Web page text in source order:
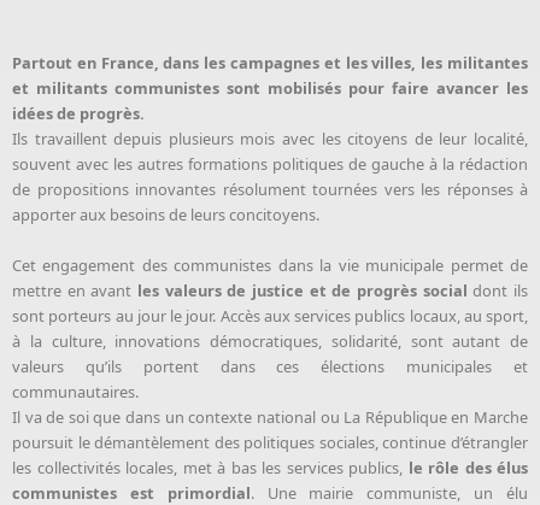
Partout en France, dans les campagnes et les villes, les militantes
et militants communistes sont mobilisés pour faire avancer les
idées de progrès.
Ils travaillent depuis plusieurs mois avec les citoyens de leur localité,
souvent avec les autres formations politiques de gauche à la rédaction
de propositions innovantes résolument tournées vers les réponses à
apporter aux besoins de leurs concitoyens.
Cet engagement des communistes dans la vie municipale permet de
mettre en avant les valeurs de justice et de progrès social dont ils
sont porteurs au jour le jour. Accès aux services publics locaux, au sport,
à la culture, innovations démocratiques, solidarité, sont autant de
valeurs qu’ils portent dans ces élections municipales et
communautaires.
Il va de soi que dans un contexte national ou La République en Marche
poursuit le démantèlement des politiques sociales, continue d’étrangler
les collectivités locales, met à bas les services publics, le rôle des élus
communistes est primordial. Une mairie communiste, un élu